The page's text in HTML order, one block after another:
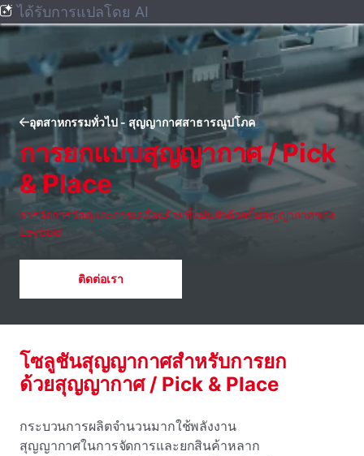
ได้รับการแปลโดย AI
อุตสาหกรรมทั่วไป - สุญญากาศสาธารณูปโภค
การยกแบบสุญญากาศ / Pick
& Place
การจัดการวัสดุและการเคลื่อนย้ายที่แม่นยําด้วยปั๊มสุญญากาศของ
Leybold
ติดต่อเรา
โซลูชันสุญญากาศสําหรับการยก
ด้วยสุญญากาศ / Pick & Place
กระบวนการผลิตจํานวนมากใช้พลังงาน
สุญญากาศในการจัดการและยกสินค้าหลาก